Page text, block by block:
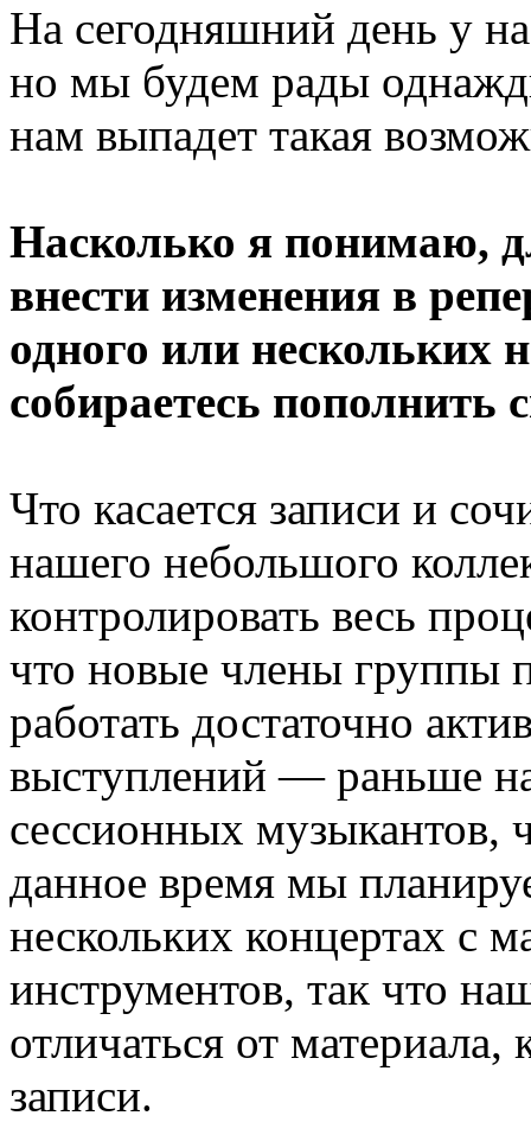
На сегодняшний день у
но мы будем рады
нам выпадет такая
Насколько я понимаю,
внести изменения в
одного или нескольких
собираетесь пополнить
Что касается записи и
нашего небольшого
контролировать весь
что новые члены группы
работать достаточно
выступлений — раньше
сессионных музыкантов,
данное время мы
нескольких концертах с
инструментов, так что
отличаться от
записи.